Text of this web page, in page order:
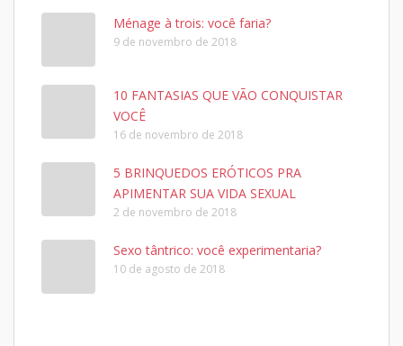
Ménage à trois: você faria?
9 de novembro de 2018
10 FANTASIAS QUE VÃO CONQUISTAR
VOCÊ
16 de novembro de 2018
5 BRINQUEDOS ERÓTICOS PRA
APIMENTAR SUA VIDA SEXUAL
2 de novembro de 2018
Sexo tântrico: você experimentaria?
10 de agosto de 2018